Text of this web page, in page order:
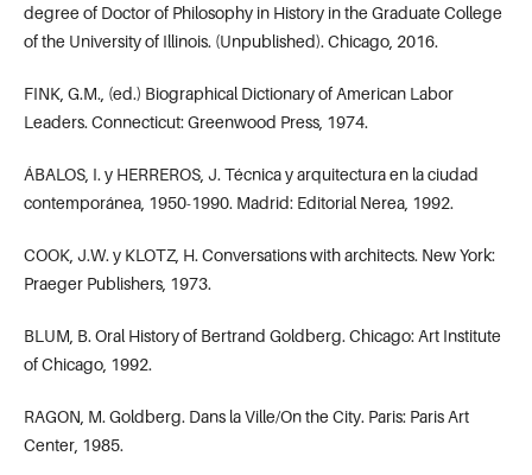
degree of Doctor of Philosophy in History in the Graduate College
of the University of Illinois. (Unpublished). Chicago, 2016.
FINK, G.M., (ed.) Biographical Dictionary of American Labor
Leaders. Connecticut: Greenwood Press, 1974.
ÁBALOS, I. y HERREROS, J. Técnica y arquitectura en la ciudad
contemporánea, 1950-1990. Madrid: Editorial Nerea, 1992.
COOK, J.W. y KLOTZ, H. Conversations with architects. New York:
Praeger Publishers, 1973.
BLUM, B. Oral History of Bertrand Goldberg. Chicago: Art Institute
of Chicago, 1992.
RAGON, M. Goldberg. Dans la Ville/On the City. Paris: Paris Art
Center, 1985.